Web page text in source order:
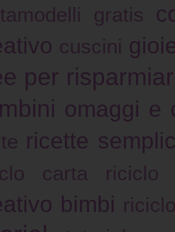
gratis
cuscini
per
omaggi e
ricette
carta riciclo
bimbi